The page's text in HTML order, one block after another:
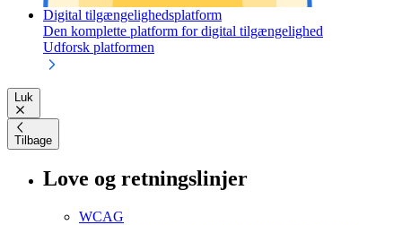
Digital tilgængelighedsplatform
Den komplette platform for digital tilgængelighed
Udforsk platformen
Luk
Tilbage
Love og retningslinjer
WCAG